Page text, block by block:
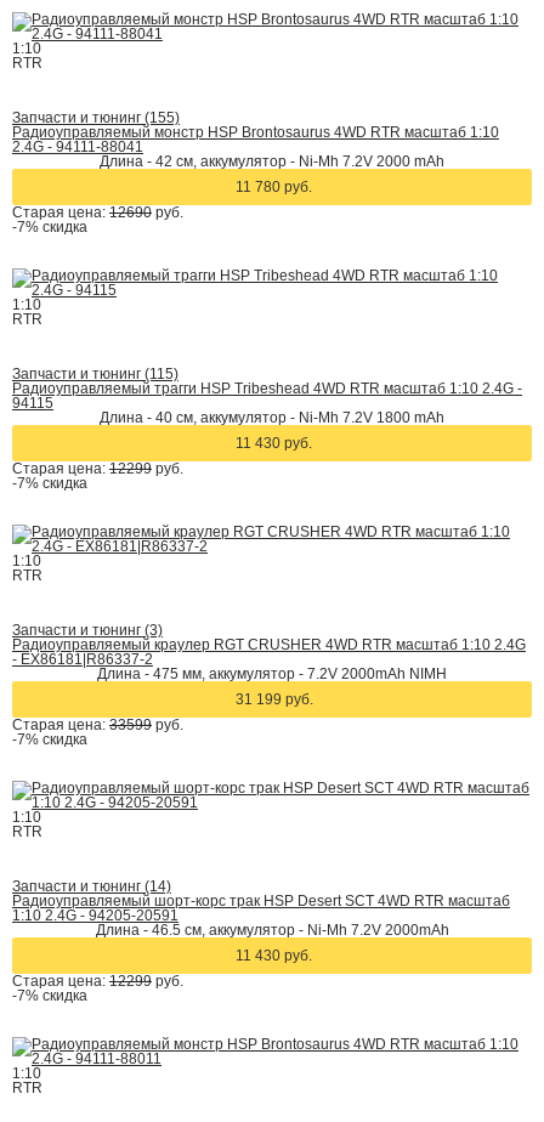
1:10
RTR
Запчасти и тюнинг (155)
Радиоуправляемый монстр HSP Brontosaurus 4WD RTR масштаб 1:10
2.4G - 94111-88041
Длина - 42 cм, аккумулятор - Ni-Mh 7.2V 2000 mAh
11 780 руб.
Старая цена: 12690 руб.
-7% скидка
1:10
RTR
Запчасти и тюнинг (115)
Радиоуправляемый трагги HSP Tribeshead 4WD RTR масштаб 1:10 2.4G -
94115
Длина - 40 см, аккумулятор - Ni-Mh 7.2V 1800 mAh
11 430 руб.
Старая цена: 12299 руб.
-7% скидка
1:10
RTR
Запчасти и тюнинг (3)
Радиоуправляемый краулер RGT CRUSHER 4WD RTR масштаб 1:10 2.4G
- EX86181|R86337-2
Длина - 475 мм, аккумулятор - 7.2V 2000mAh NIMH
31 199 руб.
Старая цена: 33599 руб.
-7% скидка
1:10
RTR
Запчасти и тюнинг (14)
Радиоуправляемый шорт-корс трак HSP Desert SCT 4WD RTR масштаб
1:10 2.4G - 94205-20591
Длина - 46.5 см, аккумулятор - Ni-Mh 7.2V 2000mAh
11 430 руб.
Старая цена: 12299 руб.
-7% скидка
1:10
RTR